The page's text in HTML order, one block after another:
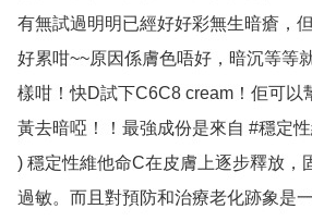
有無試過明明已經好好彩無生暗瘡，
好累咁~~原因係膚色唔好，暗沉等等
樣咁！快D試下C6C8 cream！佢可以
黃去暗啞！！最強成份是來自 #穩定
) 穩定性維他命C在皮膚上逐步釋放，
過敏。而且對預防和治療老化跡象是